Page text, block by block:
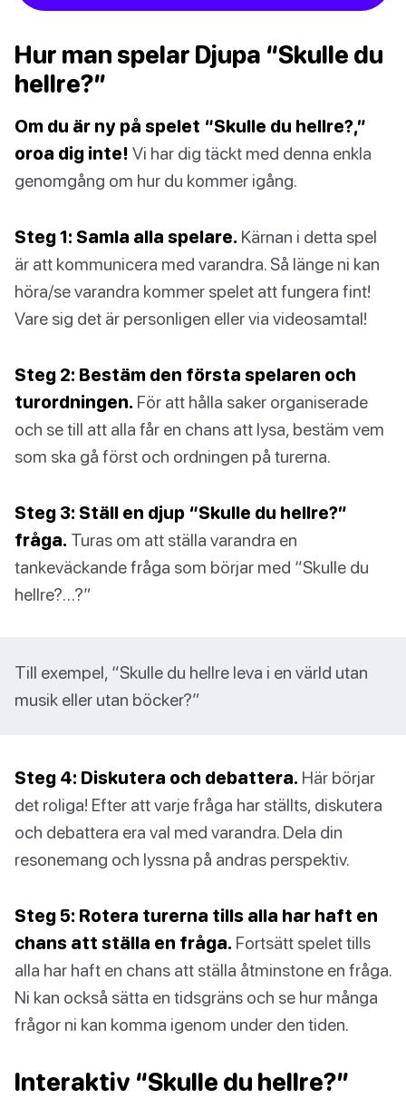
Hur man spelar Djupa “Skulle du
hellre?”
Om du är ny på spelet “Skulle du hellre?,”
oroa dig inte! Vi har dig täckt med denna enkla
genomgång om hur du kommer igång.
Steg 1: Samla alla spelare. Kärnan i detta spel
är att kommunicera med varandra. Så länge ni kan
höra/se varandra kommer spelet att fungera fint!
Vare sig det är personligen eller via videosamtal!
Steg 2: Bestäm den första spelaren och
turordningen. För att hålla saker organiserade
och se till att alla får en chans att lysa, bestäm vem
som ska gå först och ordningen på turerna.
Steg 3: Ställ en djup “Skulle du hellre?”
fråga. Turas om att ställa varandra en
tankeväckande fråga som börjar med “Skulle du
hellre?…?”
Till exempel, “Skulle du hellre leva i en värld utan
musik eller utan böcker?”
Steg 4: Diskutera och debattera. Här börjar
det roliga! Efter att varje fråga har ställts, diskutera
och debattera era val med varandra. Dela din
resonemang och lyssna på andras perspektiv.
Steg 5: Rotera turerna tills alla har haft en
chans att ställa en fråga. Fortsätt spelet tills
alla har haft en chans att ställa åtminstone en fråga.
Ni kan också sätta en tidsgräns och se hur många
frågor ni kan komma igenom under den tiden.
Interaktiv “Skulle du hellre?”